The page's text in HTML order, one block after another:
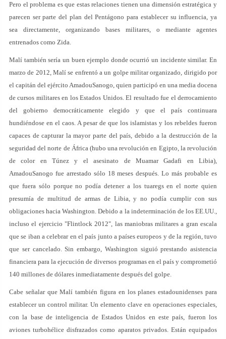
Pero el problema es que estas relaciones tienen una dimensión estratégica y
parecen ser parte del plan del Pentágono para establecer su influencia, ya
sea directamente, organizando bases militares, o mediante agentes
entrenados como Zida.
Malí también sería un buen ejemplo donde ocurrió un incidente similar. En
marzo de 2012, Malí se enfrentó a un golpe militar organizado, dirigido por
el capitán del ejército AmadouSanogo, quien participó en una media docena
de cursos militares en los Estados Unidos. El resultado fue el derrocamiento
del gobierno democráticamente elegido y que el país continuara
hundiéndose en el caos. A pesar de que los islamistas y los rebeldes fueron
capaces de capturar la mayor parte del país, debido a la destrucción de la
seguridad del norte de África (hubo una revolución en Egipto, la revolución
de color en Túnez y el asesinato de Muamar Gadafi en Libia),
AmadouSanogo fue arrestado sólo 18 meses después. Lo más probable es
que fuera sólo porque no podía detener a los tuaregs en el norte quien
presumía de multitud de armas de Libia, y no podía cumplir con sus
obligaciones hacia Washington. Debido a la indeterminación de los EE.UU.,
incluso el ejercicio "Flintlock 2012", las maniobras militares a gran escala
que se iban a celebrar en el país junto a países europeos y de la región, tuvo
que ser cancelado. Sin embargo, Washington siguió prestando asistencia
financiera para la ejecución de diversos programas en el país y comprometió
140 millones de dólares inmediatamente después del golpe.
Cabe señalar que Malí también figura en los planes estadounidenses para
establecer un control militar. Un elemento clave en operaciones especiales,
con la base de inteligencia de Estados Unidos en este país, fueron los
aviones turbohélice disfrazados como aparatos privados. Están equipados